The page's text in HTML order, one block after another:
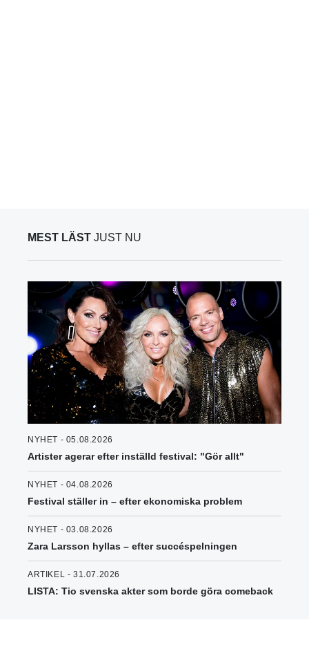
MEST LÄST JUST NU
NYHET - 05.08.2026
Artister agerar efter inställd festival: "Gör allt"
NYHET - 04.08.2026
Festival ställer in – efter ekonomiska problem
NYHET - 03.08.2026
Zara Larsson hyllas – efter succéspelningen
ARTIKEL - 31.07.2026
LISTA: Tio svenska akter som borde göra comeback